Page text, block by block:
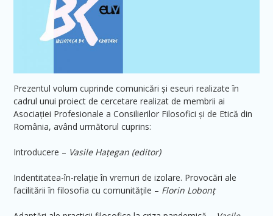
Prezentul volum cuprinde comunicări și eseuri realizate în
cadrul unui proiect de cercetare realizat de membrii ai
Asociației Profesionale a Consilierilor Filosofici și de Etică din
România, având următorul cuprins:
Introducere – Vasile Hațegan (editor)
Indentitatea-în-relație în vremuri de izolare. Provocări ale
facilitării în filosofia cu comunitățile – Florin Lobonț